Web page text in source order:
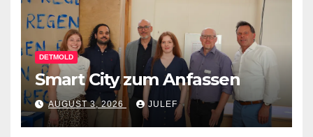
DETMOLD
Smart City zum Anfassen
AUGUST 3, 2026 JULEF